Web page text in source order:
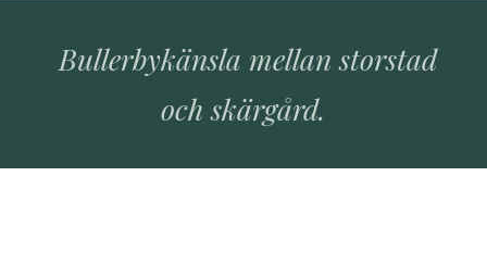
Bullerbykänsla mellan storstad
och skärgård.